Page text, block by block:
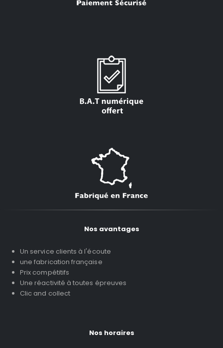
Nos avantages
Un service clients à l'écoute
une fabrication française
Prix compétitifs
Une réactivité à toutes épreuves
Clic and collect
Nos horaires